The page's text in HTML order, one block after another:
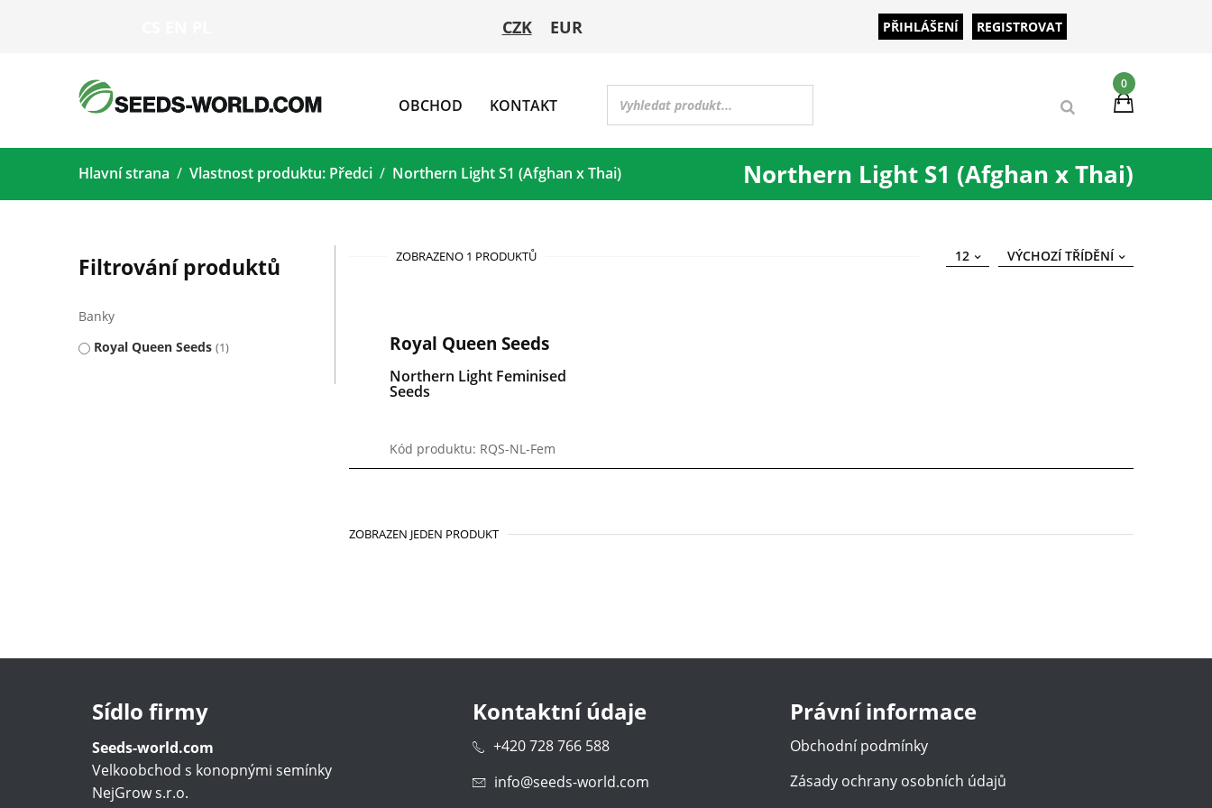
CZK EUR PŘIHLÁŠENÍ REGISTROVAT
0
OBCHOD KONTAKT
Northern Light S1 (Afghan x Thai)
Hlavní strana Vlastnost produktu: Předci Northern Light S1 (Afghan x Thai)
Filtrování produktů
Banky
Royal Queen Seeds 1
ZOBRAZENO 1 PRODUKTŮ VÝCHOZÍ TŘÍDĚNÍ
12
Royal Queen Seeds
Northern Light Feminised
Seeds
Kód produktu: RQS-NL-Fem
ZOBRAZEN JEDEN PRODUKT
Sídlo firmy
Seeds-world.com
Velkoobchod s konopnými semínky
NejGrow s.r.o.
Kontaktní údaje
+420 728 766 588
info@seeds-world.com
Právní informace
Obchodní podmínky
Zásady ochrany osobních údajů